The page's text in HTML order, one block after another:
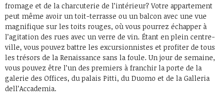
fromage et de la charcuterie de l’intérieur? Votre appartement
peut même avoir un toit-terrasse ou un balcon avec une vue
magnifique sur les toits rouges, où vous pourrez échapper à
l’agitation des rues avec un verre de vin. Étant en plein centre-
ville, vous pouvez battre les excursionnistes et profiter de tous
les trésors de la Renaissance sans la foule. Un jour de semaine,
vous pouvez être l’un des premiers à franchir la porte de la
galerie des Offices, du palais Pitti, du Duomo et de la Galleria
dell’Accademia.